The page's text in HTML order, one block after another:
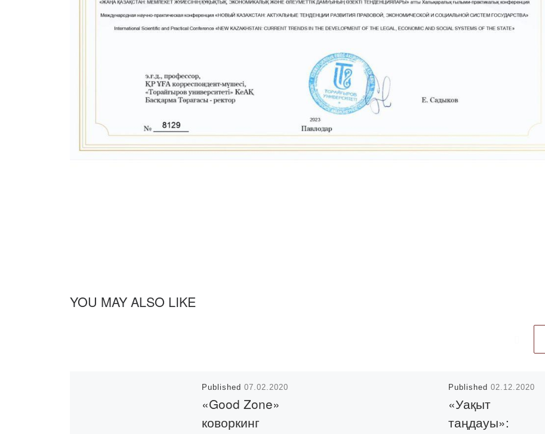
YOU MAY ALSO LIKE
Published07.02.2020
«Good Zone»
коворкинг
Published 02.12.2020
«Уақыт
таңдауы»: